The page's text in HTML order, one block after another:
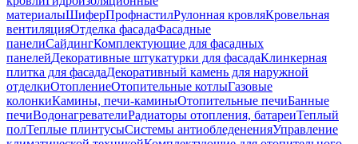
материалыШиферПрофнастилРулонная кровляКровельная
вентиляцияОтделка фасадаФасадные
панелиСайдингКомплектующие для фасадных
панелейДекоративные штукатурки для фасадаКлинкерная
плитка для фасадаДекоративный камень для наружной
отделкиОтоплениеОтопительные котлыГазовые
колонкиКамины, печи-каминыОтопительные печиБанные
печиВодонагревателиРадиаторы отопления, батареиТеплый
полТеплые плинтусыСистемы антиобледененияУправление